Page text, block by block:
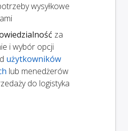
wysyłkowe
za
i wybór opcji
użytkowników
lub menedżerów
do logistyka